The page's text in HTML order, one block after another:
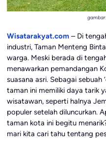
Wisatarakyat.com– Di
industri, Taman Menteng
warga. Meski berada di
menawarkan pemandangan
suasana asri. Sebagai sebuah
taman ini memiliki daya tarik
wisatawan, seperti halnya
populer setelah diluncurkan.
taman kota ini begitu
mari kita cari tahu tentang